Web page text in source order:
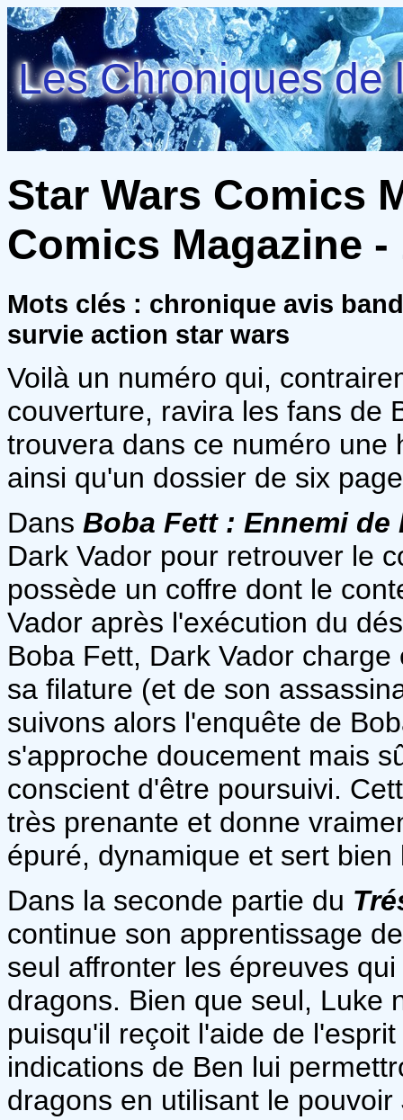
Les Chroniques de
Star Wars Comics
Comics Magazine
Mots clés : chronique avis
survie action star wars
Voilà un numéro qui,
couverture, ravira les fans de
trouvera dans ce numéro une
ainsi qu'un dossier de six
Dans Boba Fett : Ennemi de
Dark Vador pour retrouver le
possède un coffre dont le
Vador après l'exécution du
Boba Fett, Dark Vador
sa filature (et de son
suivons alors l'enquête de
s'approche doucement mais
conscient d'être poursuivi.
très prenante et donne
épuré, dynamique et sert bien
Dans la seconde partie du
continue son apprentissage
seul affronter les épreuves
dragons. Bien que seul, Luke
puisqu'il reçoit l'aide de
indications de Ben lui
dragons en utilisant le